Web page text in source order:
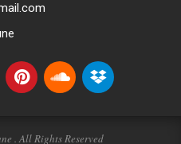
. All Rights Reserved